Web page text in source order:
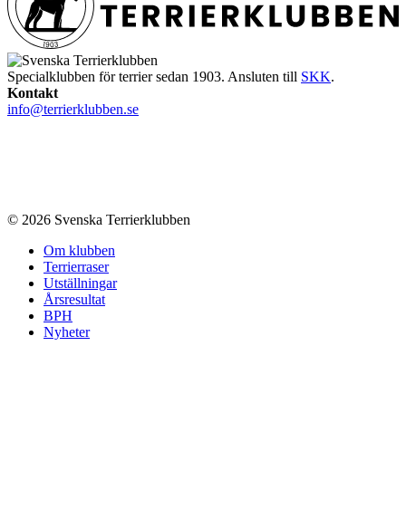
Specialklubben för terrier sedan 1903. Ansluten till SKK.
Kontakt
info@terrierklubben.se
© 2026 Svenska Terrierklubben
Om klubben
Terrierraser
Utställningar
Årsresultat
BPH
Nyheter